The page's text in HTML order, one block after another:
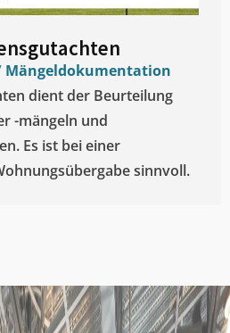
Mängeldokumentation
dient der Beurteilung
-mängeln und
Es ist bei einer
sinnvoll.